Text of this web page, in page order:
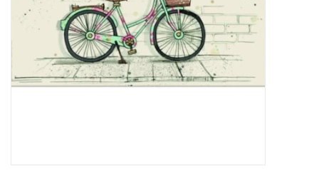
Accessoire Mode
Parfumerie